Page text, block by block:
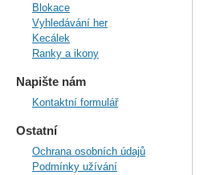
Blokace
Vyhledávání her
Kecálek
Ranky a ikony
Napište nám
Kontaktní formulář
Ostatní
Ochrana osobních údajů
Podmínky užívání